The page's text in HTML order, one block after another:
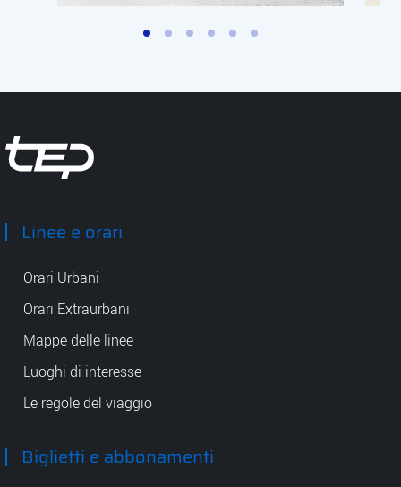
Linee e orari
Orari Urbani
Orari Extraurbani
Mappe delle linee
Luoghi di interesse
Le regole del viaggio
Biglietti e abbonamenti